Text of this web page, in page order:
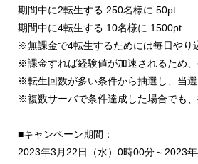
期間中に2転生する 250名様に 50pt
期間中に4転生する 10名様に 1500pt
※無課金で4転生するためには毎日やり
※課金すれば経験値が加速されるため
※転生回数が多い条件から抽選し、当
※複数サーバで条件達成した場合でも、
■キャンペーン期間：
2023年3月22日（水）0時00分～2023